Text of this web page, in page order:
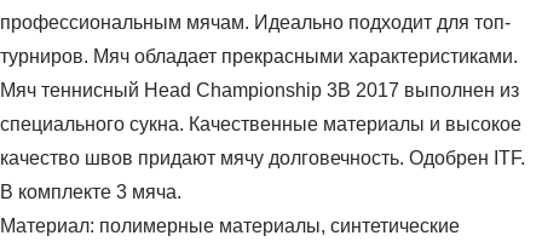
профессиональным мячам. Идеально подходит для топ-
турниров. Мяч обладает прекрасными характеристиками.
Мяч теннисный Head Championship 3B 2017 выполнен из
специального сукна. Качественные материалы и высокое
качество швов придают мячу долговечность. Одобрен ITF.
В комплекте 3 мяча.
Материал: полимерные материалы, синтетические